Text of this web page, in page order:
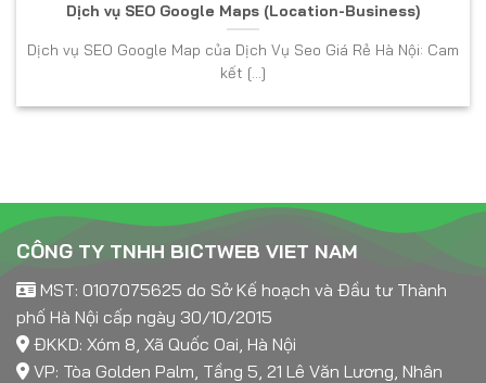
Dịch vụ SEO Google Maps (Location-Business)
Dịch vụ SEO Google Map của Dịch Vụ Seo Giá Rẻ Hà Nội: Cam
kết [...]
CÔNG TY TNHH BICTWEB VIET NAM
MST: 0107075625 do Sở Kế hoạch và Đầu tư Thành
phố Hà Nội cấp ngày 30/10/2015
ĐKKD: Xóm 8, Xã Quốc Oai, Hà Nội
VP: Tòa Golden Palm, Tầng 5, 21 Lê Văn Lương, Nhân